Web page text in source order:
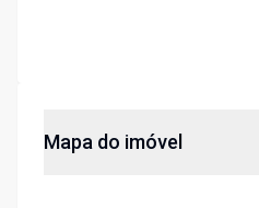
Mapa do imóvel